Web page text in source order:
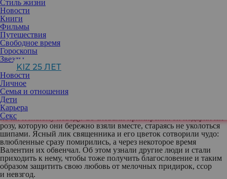
Стиль жизни
Новости
Книги
Фильмы
Путешествия
Свободное время
Гороскопы
Звезды
KIZ 25 ЛЕТ
Новости
Личное
Семья и отношения
Дети
Карьера
Секс
История праздника: легенды
Существует легенда: «Много-много лет назад жил-был
священник, которого звали Валентин…», – а дальше ее действие
развивается по-разному. Одна версия гласит, что как-то
Валентин встретил влюбленную пару, которая ссорилась
по ничтожному поводу. Со словами примирения он подарил им
розу, которую они бережно взяли вместе, стараясь не уколоться
шипами. Ясный лик священника и его цветок сотворили чудо:
влюбленные сразу помирились, а через некоторое время
Валентин их обвенчал. Об этом узнали другие люди и стали
приходить к нему, чтобы тоже получить благословение и таким
образом защитить свою любовь от мелочных придирок, ссор
и невзгод.